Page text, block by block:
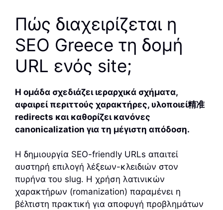
Πώς διαχειρίζεται η
SEO Greece τη δομή
URL ενός site;
Η ομάδα σχεδιάζει ιεραρχικά σχήματα,
αφαιρεί περιττούς χαρακτήρες, υλοποιεί精准
redirects και καθορίζει κανόνες
canonicalization για τη μέγιστη απόδοση.
Η δημιουργία SEO-friendly URLs απαιτεί
αυστηρή επιλογή λέξεων-κλειδιών στον
πυρήνα του slug. Η χρήση λατινικών
χαρακτήρων (romanization) παραμένει η
βέλτιστη πρακτική για αποφυγή προβλημάτων